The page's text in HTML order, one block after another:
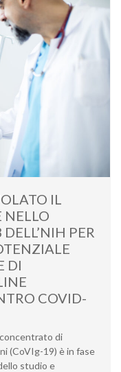
IL
NELLO
PER
DI
COVID-
concentrato di
(CoVIg-19) è in fase
studio e